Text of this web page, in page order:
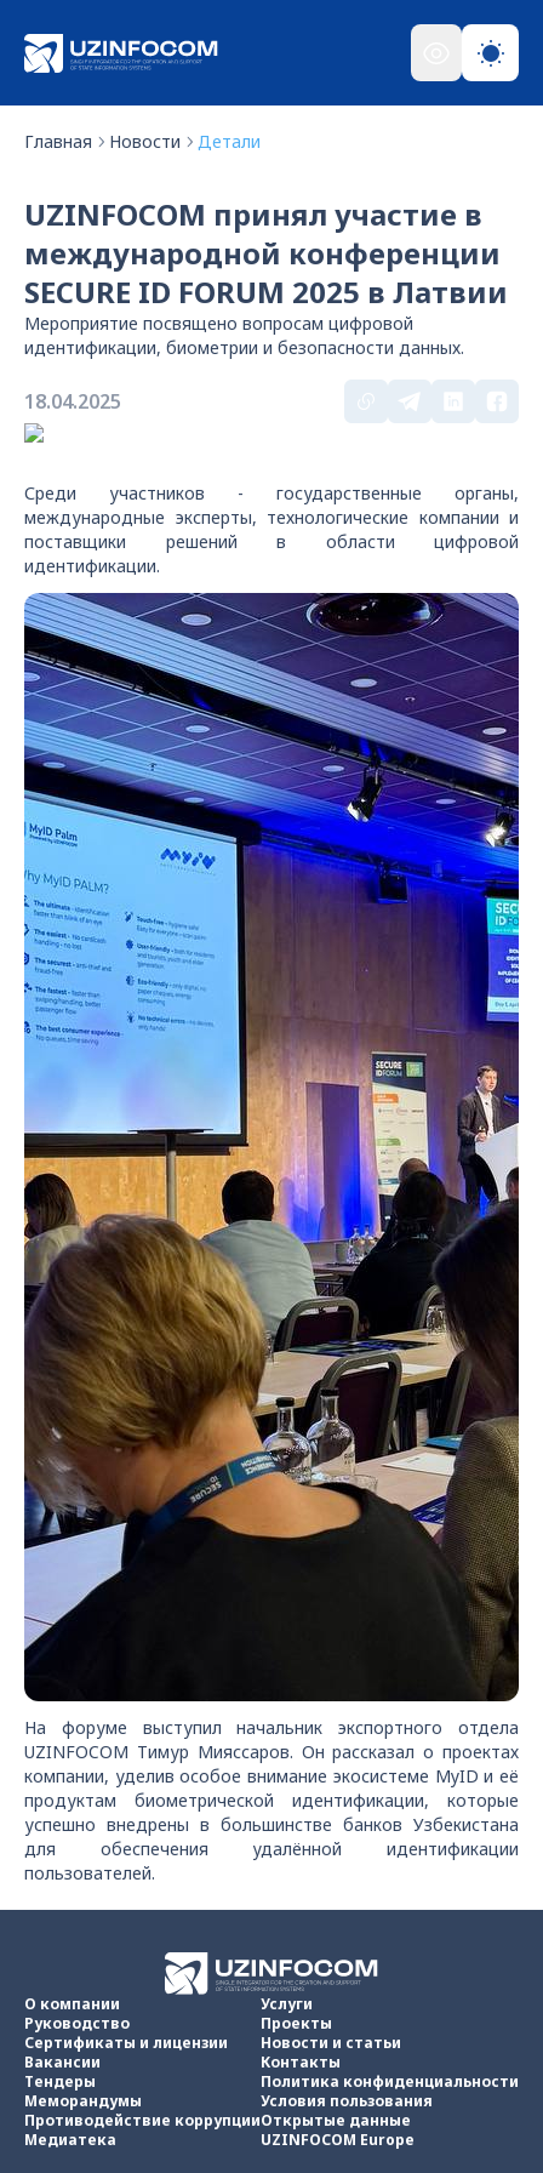
Главная Новости Детали
UZINFOCOM принял участие в
международной конференции
SECURE ID FORUM 2025 в Латвии
Мероприятие посвящено вопросам цифровой
идентификации, биометрии и безопасности данных.
18.04.2025
Среди участников - государственные органы,
международные эксперты, технологические компании и
поставщики решений в области цифровой
идентификации.
На форуме выступил начальник экспортного отдела
UZINFOCOM Тимур Мияссаров. Он рассказал о проектах
компании, уделив особое внимание экосистеме MyID и её
продуктам биометрической идентификации, которые
успешно внедрены в большинстве банков Узбекистана
для обеспечения удалённой идентификации
пользователей.
О компании
Руководство
Сертификаты и лицензии
Вакансии
Тендеры
Меморандумы
Противодействие коррупции
Медиатека
Услуги
Проекты
Новости и статьи
Контакты
Политика конфиденциальности
Условия пользования
Открытые данные
UZINFOCOM Europe